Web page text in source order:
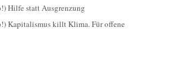
Hilfe statt Ausgrenzung
Kapitalismus killt Klima. Für offene